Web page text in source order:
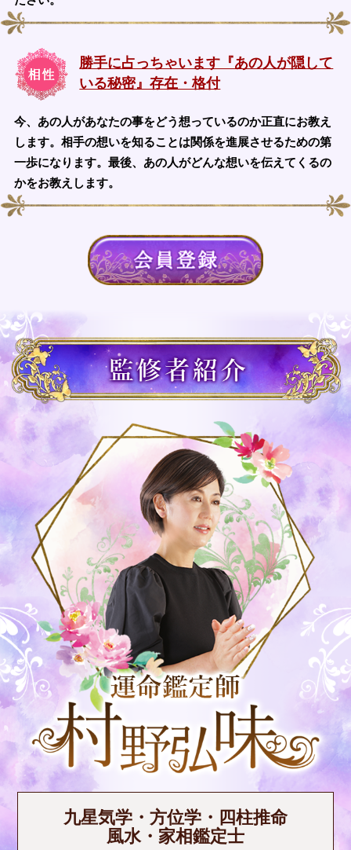
勝手に占っちゃいます『あの人が隠して
いる秘密』存在・格付
今、あの人があなたの事をどう想っているのか正直にお教え
します。相手の想いを知ることは関係を進展させるための第
一歩になります。最後、あの人がどんな想いを伝えてくるの
かをお教えします。
九星気学・方位学・四柱推命
風水・家相鑑定士